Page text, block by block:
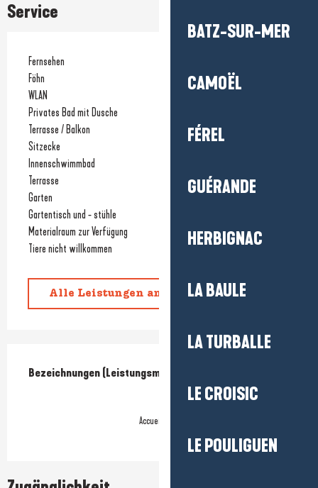
BATZ-SUR-MER
CAMOËL
FÉREL
GUÉRANDE
HERBIGNAC
LA BAULE
LA TURBALLE
LE CROISIC
LE POULIGUEN
Service
Fernsehen
Föhn
WLAN
Privates Bad mit Dusche
Terrasse / Balkon
Sitzecke
Innenschwimmbad
Terrasse
Garten
Gartentisch und - stühle
Materialraum zur Verfügung
Tiere nicht willkommen
Alle Leistungen anzeigen
Leistungensmöglichkeiten
Bezeichnungen (Leistungsmerkmale)
Bezeichnungen (Leistungsmerkmale)
Accueil vélo